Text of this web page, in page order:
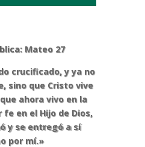
audio
Mateo 27
crucificado, y ya no
sino que Cristo vive
ahora vivo en la
fe en el Hijo de Dios,
y se entregó a sí
por mí.»